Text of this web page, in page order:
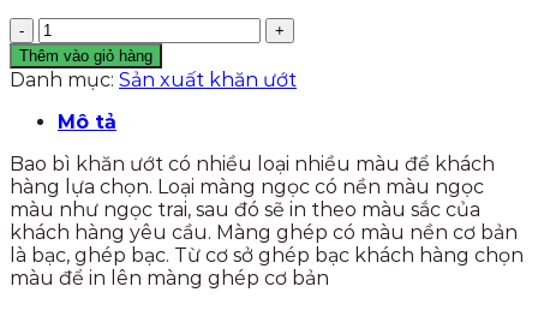
Bao
bì
khăn
số
Thêm vào giỏ hàng
Danh mục: Sản xuất khăn ướt
Mô tả
Bao bì khăn ướt có nhiều loại nhiều màu để khách
hàng lựa chọn. Loại màng ngọc có nền màu ngọc
màu như ngọc trai, sau đó sẽ in theo màu sắc của
khách hàng yêu cầu. Màng ghép có màu nền cơ bản
là bạc, ghép bạc. Từ cơ sở ghép bạc khách hàng chọn
màu để in lên màng ghép cơ bản